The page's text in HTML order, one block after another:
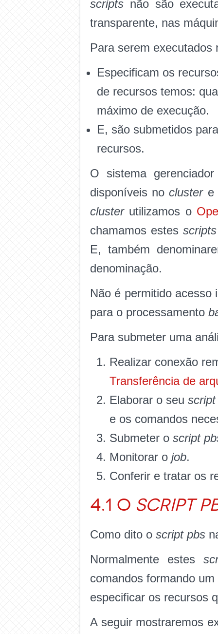
scripts não são
transparente, nas
Para serem
Especificam os
de recursos temos:
máximo de execução.
E, são submetidos
recursos.
O sistema
disponíveis noclustere
clusterutilizamos o
chamamos estesscripts
E, também
denominação.
Não é permitido acesso
para o processamento
Para submeter uma
Realizar conexão
Transferência de
Elaborar o seu script
e os comandos
Submeter o script
Monitorar o job.
Conferir e tratar os
4.1 O script
Como dito o script pbs
Normalmente estes
comandos formando
especificar os recursos
A seguir mostraremos